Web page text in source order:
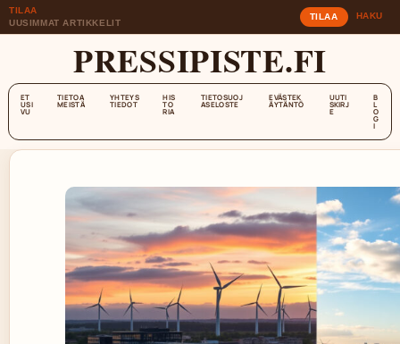
TILAA
UUSIMMAT ARTIKKELIT
TILAA HAKU
PRESSIPISTE.FI
ET
USI
VU
TIETOA
MEISTÄ
YHTEYS
TIEDOT
HIS
TO
RIA
TIETOSUOJ
ASELOSTE
EVÄSTEK
ÄYTÄNTÖ
UUTI
SKIRJ
E
B
L
O
G
I